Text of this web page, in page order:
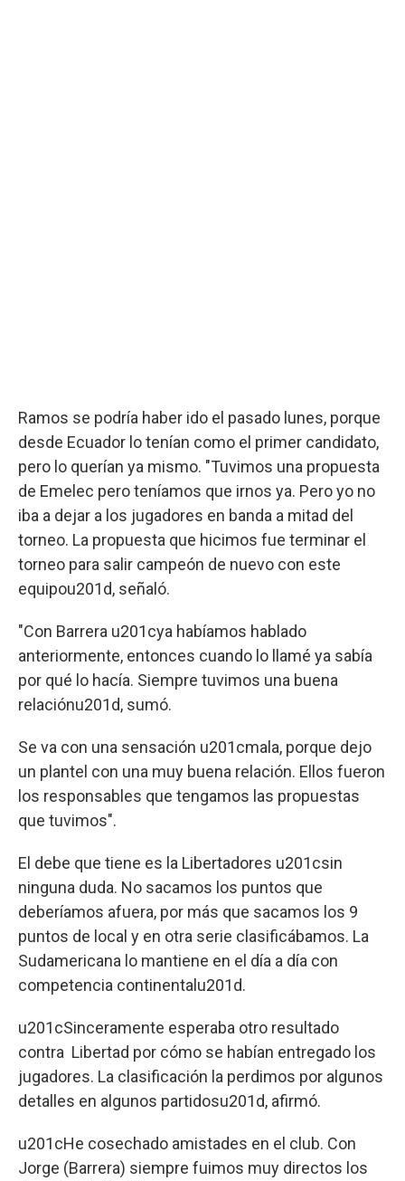
Ramos se podría haber ido el pasado lunes, porque
desde Ecuador lo tenían como el primer candidato,
pero lo querían ya mismo. "Tuvimos una propuesta
de Emelec pero teníamos que irnos ya. Pero yo no
iba a dejar a los jugadores en banda a mitad del
torneo. La propuesta que hicimos fue terminar el
torneo para salir campeón de nuevo con este
equipou201d, señaló.
"Con Barrera u201cya habíamos hablado
anteriormente, entonces cuando lo llamé ya sabía
por qué lo hacía. Siempre tuvimos una buena
relaciónu201d, sumó.
Se va con una sensación u201cmala, porque dejo
un plantel con una muy buena relación. Ellos fueron
los responsables que tengamos las propuestas
que tuvimos".
El debe que tiene es la Libertadores u201csin
ninguna duda. No sacamos los puntos que
deberíamos afuera, por más que sacamos los 9
puntos de local y en otra serie clasificábamos. La
Sudamericana lo mantiene en el día a día con
competencia continentalu201d.
u201cSinceramente esperaba otro resultado
contra Libertad por cómo se habían entregado los
jugadores. La clasificación la perdimos por algunos
detalles en algunos partidosu201d, afirmó.
u201cHe cosechado amistades en el club. Con
Jorge (Barrera) siempre fuimos muy directos los